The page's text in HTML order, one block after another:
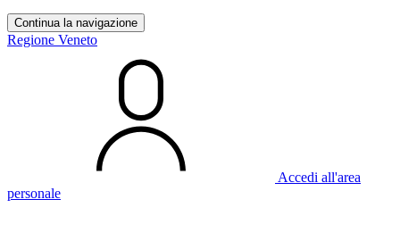
Continua la navigazione
Regione Veneto
Accedi all'area
personale